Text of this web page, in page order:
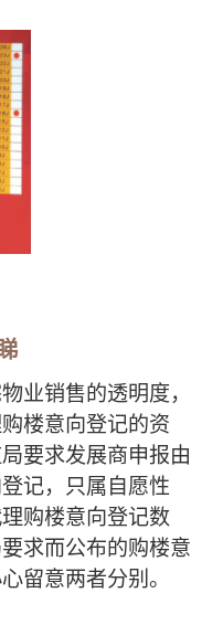
业销售的透明度，
楼意向登记的资
要求发展商申报由
记，只属自愿性
购楼意向登记数
求而公布的购楼意
留意两者分别。